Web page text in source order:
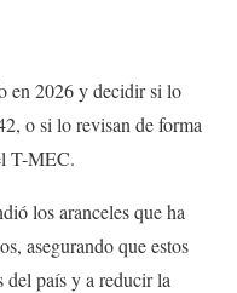
en 2026 y decidir si lo
o si lo revisan de forma
T-MEC.
los aranceles que ha
asegurando que estos
del país y a reducir la